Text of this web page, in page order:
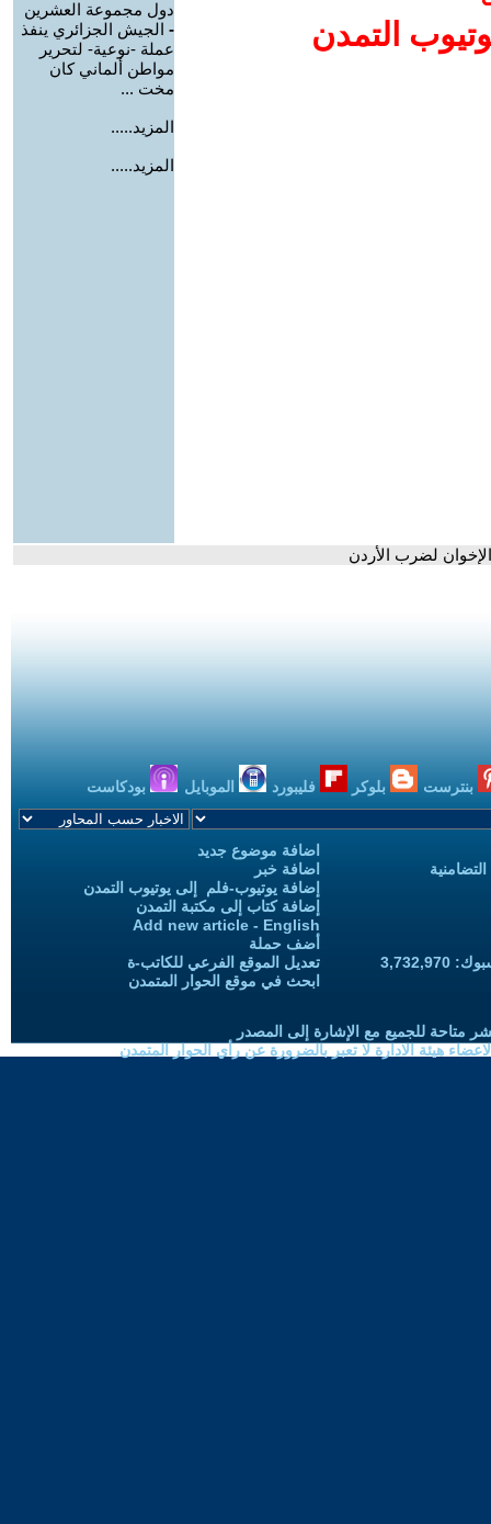
التمدن
دول مجموعة العشرين
- الجيش الجزائري ينفذ
عملة -نوعية- لتحرير
مواطن ألماني كان
مخت ...
المزيد.....
المزيد.....
لضرب الأردن
بنترست بلوكر فليبورد الموبايل بودكاست
اضافة موضوع جديد
اضافة خبر
إضافة يوتيوب-فلم إلى يوتيوب التمدن
إضافة كتاب إلى مكتبة التمدن
Add new article - English
أضف حملة
تعديل الموقع الفرعي للكاتب-ة
ابحث في موقع الحوار المتمدن
متاحة للجميع مع الإشارة إلى المصدر
هيئة الادارة لا تعبر بالضرورة عن رأي الحوار المتمدن